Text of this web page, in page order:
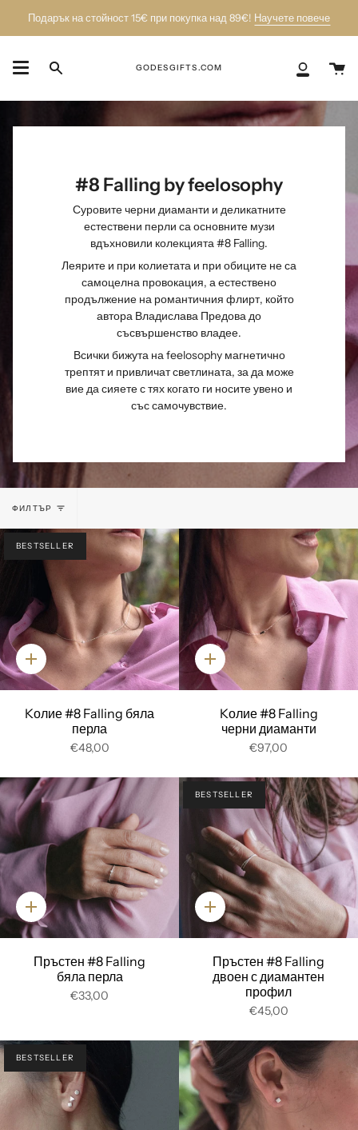
Подарък на стойност 15€ при покупка над 89€! Научете повече
Търси GODESGIFTS.COM
Моят
#8 Falling by feelosophy
Суровите черни диаманти и деликатните
естествени перли са основните музи
вдъхновили колекцията #8 Falling.
Леярите и при колиетата и при обиците не са
самоцелна провокация, а естествено
продължение на романтичния флирт, който
автора Владислава Предова до
съсвършенство владее.
Всички бижута на feelosophy магнетично
трептят и привличат светлината, за да може
вие да сияете с тях когато ги носите увено и
със самочувствие.
ФИЛТЪР
BESTSELLER
Добави
Kолие #8 Falling бяла
перла
€48,00
Добави
Kолие #8 Falling
черни диаманти
€97,00
Добави
Пръстен #8 Falling
бяла перла
€33,00
BESTSELLER
Добави
Пръстен #8 Falling
двоен с диамантен
профил
€45,00
BESTSELLER